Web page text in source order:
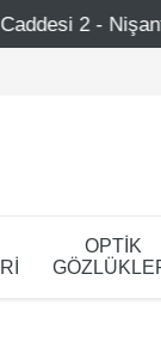
– Etiler –
OPTİK